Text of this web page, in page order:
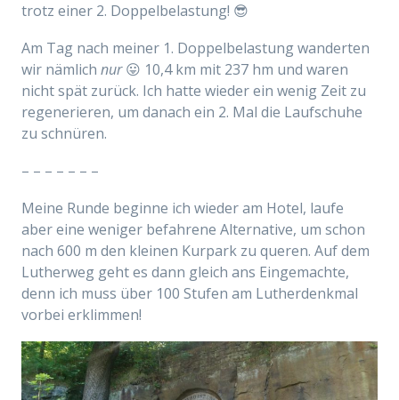
trotz einer 2. Doppelbelastung! 😎
Am Tag nach meiner 1. Doppelbelastung wanderten
wir nämlich nur😛 10,4 km mit 237 hm und waren
nicht spät zurück. Ich hatte wieder ein wenig Zeit zu
regenerieren, um danach ein 2. Mal die Laufschuhe
zu schnüren.
– – – – – – –
Meine Runde beginne ich wieder am Hotel, laufe
aber eine weniger befahrene Alternative, um schon
nach 600 m den kleinen Kurpark zu queren. Auf dem
Lutherweg geht es dann gleich ans Eingemachte,
denn ich muss über 100 Stufen am Lutherdenkmal
vorbei erklimmen!